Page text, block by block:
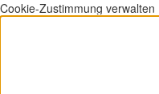
Cookie-Zustimmung verwalten